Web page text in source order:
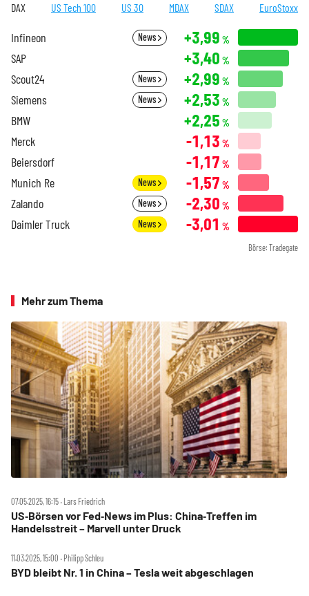
DAX US Tech 100 US 30 MDAX SDAX EuroStoxx
Infineon News +3,99 %
SAP +3,40 %
Scout24 News +2,99 %
Siemens News +2,53 %
BMW +2,25 %
Merck -1,13 %
Beiersdorf -1,17 %
Munich Re News -1,57 %
Zalando News -2,30 %
Daimler Truck News -3,01 %
Börse: Tradegate
Mehr zum Thema
07.05.2025, 16:15 ‧ Lars Friedrich
US‑Börsen vor Fed‑News im Plus: China‑Treffen im
Handelsstreit – Marvell unter Druck
11.03.2025, 15:00 ‧ Philipp Schleu
BYD bleibt Nr. 1 in China – Tesla weit abgeschlagen